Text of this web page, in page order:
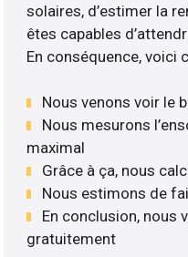
solaires, d’estimer la
êtes capables
En conséquence, voici
Nous venons voir le
Nous mesurons
maximal
Grâce à ça, nous
Nous estimons de
En conclusion, nous
gratuitement